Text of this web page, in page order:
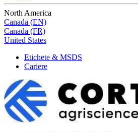
North America
Canada (EN)
Canada (FR)
United States
Etichete & MSDS
Cariere